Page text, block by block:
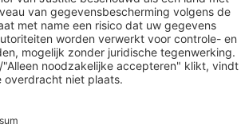
Follow us
BEKO TECHNOLOGIES